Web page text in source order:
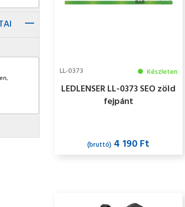
LL-0373 Készleten
LEDLENSER LL-0373 SEO zöld
fejpánt
(bruttó) 4 190 Ft